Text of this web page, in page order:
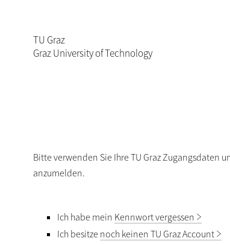
TU Graz
Graz University of Technology
Bitte verwenden Sie Ihre TU Graz Zugangsdaten
anzumelden.
Ich habe mein Kennwort vergessen
Ich besitze noch keinen TU Graz Account